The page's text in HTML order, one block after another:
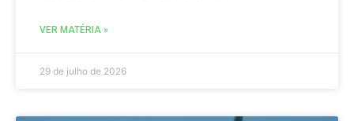
VER MATÉRIA »
29 de julho de 2026